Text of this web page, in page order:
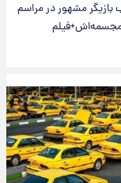
مشهور در مراسم
مجسمه‌اش+فیلم